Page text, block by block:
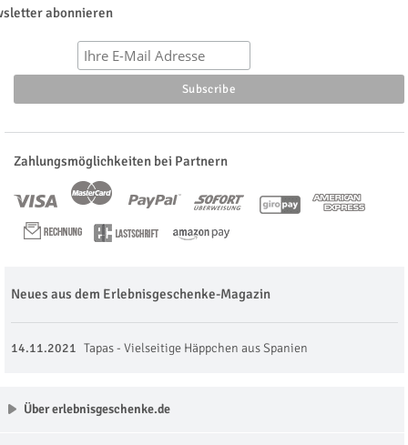
abonnieren
Zahlungsmöglichkeiten bei Partnern
Neues aus dem Erlebnisgeschenke-Magazin
14.11.2021 Tapas - Vielseitige Häppchen aus Spanien
Über erlebnisgeschenke.de